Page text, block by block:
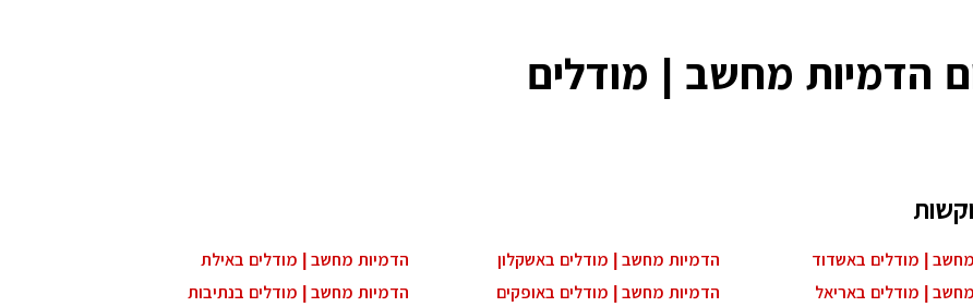
הדמיות מחשב | מודלים
| מודלים באשדוד הדמיות מחשב | מודלים באשקלון
הדמיות מחשב | מודלים באילת
| מודלים באריאל הדמיות מחשב | מודלים באופקים
הדמיות מחשב | מודלים בנתיבות